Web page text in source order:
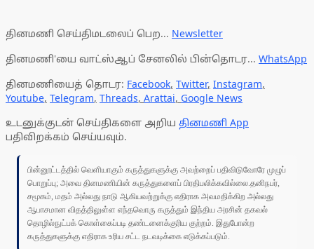
தினமணி செய்திமடலைப் பெற... Newsletter
தினமணி'யை வாட்ஸ்ஆப் சேனலில் பின்தொடர... WhatsApp
தினமணியைத் தொடர: Facebook, Twitter, Instagram,
Youtube, Telegram, Threads, Arattai, Google News
உடனுக்குடன் செய்திகளை அறிய தினமணி App
பதிவிறக்கம் செய்யவும்.
பின்னூட்டத்தில் வெளியாகும் கருத்துகளுக்கு அவற்றைப் பதிவிடுவோரே முழுப்
பொறுப்பு; அவை தினமணியின் கருத்துகளைப் பிரதிபலிக்கவில்லை.தனிநபர்,
சமூகம், மதம் அல்லது நாடு ஆகியவற்றுக்கு எதிராக அவமதிக்கிற அல்லது
ஆபாசமான விதத்திலுள்ள எந்தவொரு கருத்தும் இந்திய அரசின் தகவல்
தொழில்நுட்பக் கொள்கைப்படி தண்டனைக்குரிய குற்றம். இதுபோன்ற
கருத்துகளுக்கு எதிராக உரிய சட்ட நடவடிக்கை எடுக்கப்படும்.